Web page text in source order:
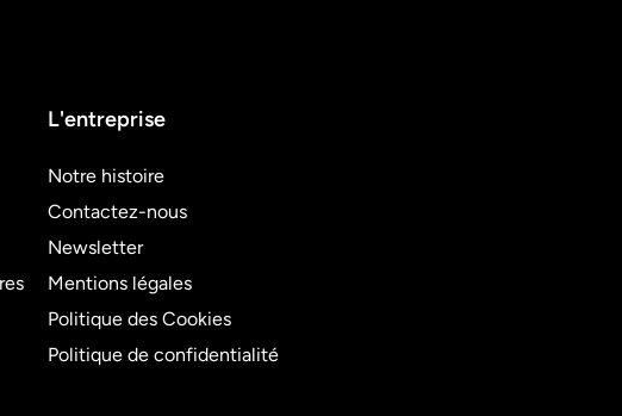
L'entreprise
Notre histoire
Contactez-nous
Newsletter
Mentions légales
Politique des Cookies
Politique de confidentialité